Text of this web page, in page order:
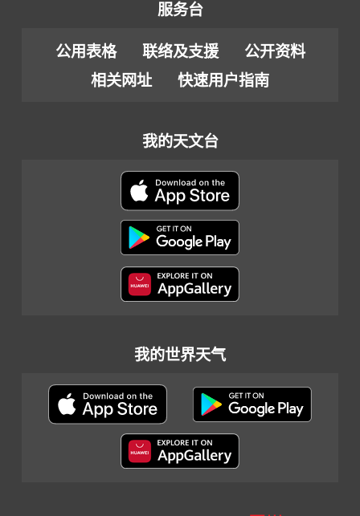
服务台
公用表格 联络及支援
公开资料
相关网址
快速用户指南
我的天文台
我的世界天气